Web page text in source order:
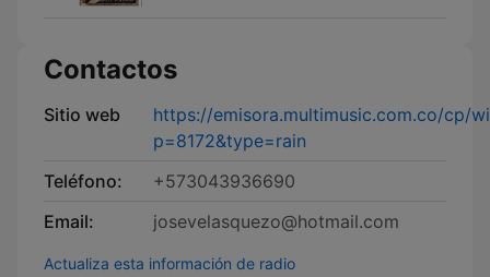
Contactos
Sitio web
https://emisora.multimusic.com.co/cp/
p=8172&type=rain
Teléfono:
+573043936690
Email:
josevelasquezo@hotmail.com
Actualiza esta información de radio